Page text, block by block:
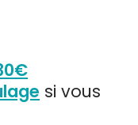
si vous